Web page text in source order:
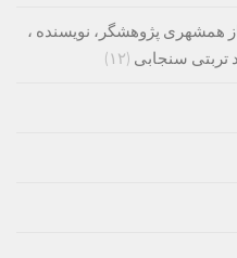
همشهری پژوهشگر، نویسنده ،
تربتی سنجابی (۱۲)